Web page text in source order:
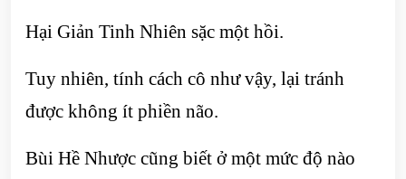
Hại Giản Tinh Nhiên sặc một hồi.
Tuy nhiên, tính cách cô như vậy, lại tránh
được không ít phiền não.
Bùi Hề Nhược cũng biết ở một mức độ nào